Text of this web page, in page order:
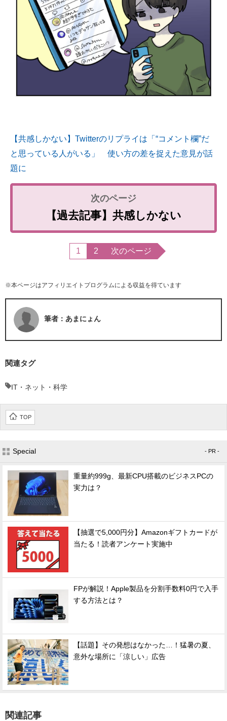
【共感しかない】Twitterのリプライは「“コメント欄”だ
と思っている人がいる」 使い方の差を捉えた意見が話
題に
【過去記事】共感しかない
1 2 次のページ
※本ページはアフィリエイトプログラムによる収益を得ています
筆者：あまにょん
関連タグ
IT・ネット・科学
TOP
Special - PR -
重量約999g、最新CPU搭載のビジネスPCの
実力は？
【抽選で5,000円分】Amazonギフトカードが
当たる！読者アンケート実施中
FPが解説！Apple製品を分割手数料0円で入手
する方法とは？
【話題】その発想はなかった…！猛暑の夏、
意外な場所に「涼しい」広告
関連記事